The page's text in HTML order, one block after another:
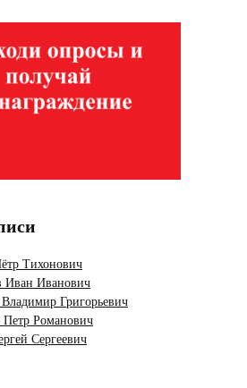
Тихонович
Иван Иванович
Григорьевич
Романович
Сергеевич